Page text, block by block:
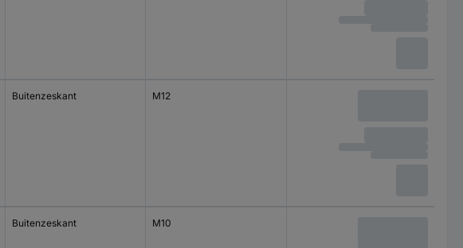
Buitenzeskant M12
Buitenzeskant M10